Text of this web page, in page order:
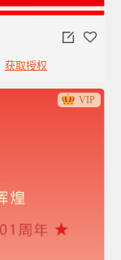
获取授权
VIP